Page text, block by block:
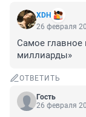
XDH
26 февраля
Самое главное
миллиарды»
ОТВЕТИТЬ
Гость
26 февраля